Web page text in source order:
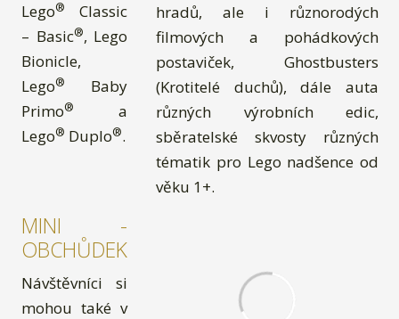
Lego®
Classic
– Basic®, Lego
Bionicle,
Lego®
Baby
Primo®
a
Lego® Duplo®.
MINI -
OBCHŮDEK
Návštěvníci si
mohou také v
hradů, ale i různorodých
filmových a pohádkových
postaviček, Ghostbusters
(Krotitelé duchů), dále auta
různých výrobních edic,
sběratelské skvosty různých
tématik pro Lego nadšence od
věku 1+.